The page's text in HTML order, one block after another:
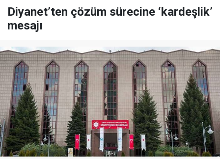
Diyanet’ten çözüm sürecine ‘kardeşlik’
mesajı